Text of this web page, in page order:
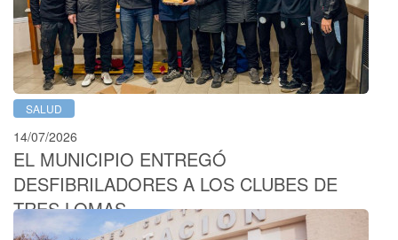
SALUD
14/07/2026
EL MUNICIPIO ENTREGÓ
DESFIBRILADORES A LOS CLUBES DE
TRES LOMAS